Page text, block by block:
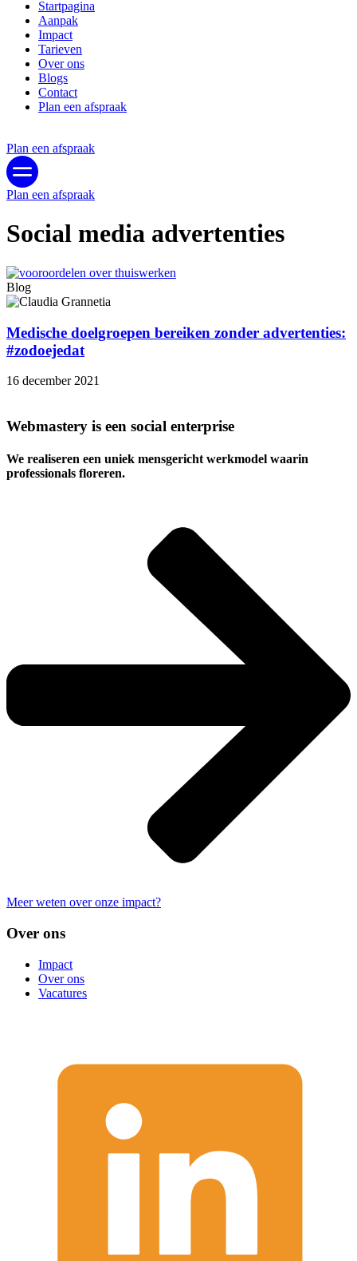
Startpagina
Aanpak
Impact
Tarieven
Over ons
Blogs
Contact
Plan een afspraak
Plan een afspraak
Plan een afspraak
Social media advertenties
Blog
Medische doelgroepen bereiken zonder advertenties:
#zodoejedat
16 december 2021
Webmastery is een social enterprise
We realiseren een uniek mensgericht werkmodel waarin
professionals floreren.
Meer weten over onze impact?
Over ons
Impact
Over ons
Vacatures